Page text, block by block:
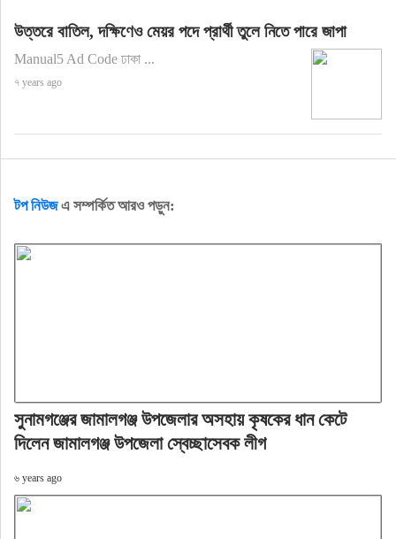
উত্তরে বাতিল, দক্ষিণেও মেয়র পদে প্রার্থী তুলে নিতে পারে জাপা
Manual5 Ad Code ঢাকা ...
৭ years ago
টপ নিউজএ সম্পর্কিত আরও পড়ুন:
সুনামগঞ্জের জামালগঞ্জ উপজেলার অসহায় কৃষকের ধান কেটে
দিলেন জামালগঞ্জ উপজেলা স্বেচ্ছাসেবক লীগ
৬ years ago